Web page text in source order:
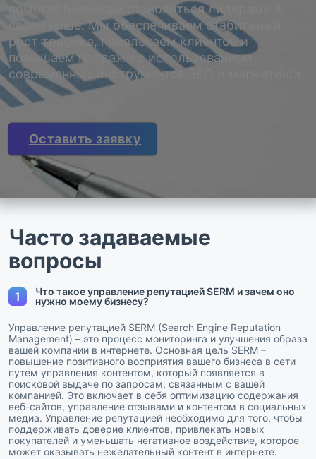
помогая бизнесам становиться лидерами в
своей нише. Мы обеспечиваем стабильный
рост трафика, привлекаем клиентов и
повышаем продажи с использованием
современных инструментов SEO и маркетинга.
Оставить заявку
Часто задаваемые
вопросы
1
Что такое управление репутацией SERM и зачем оно
нужно моему бизнесу?
Управление репутацией SERM (Search Engine Reputation
Management) – это процесс мониторинга и улучшения образа
вашей компании в интернете. Основная цель SERM –
повышение позитивного восприятия вашего бизнеса в сети
путем управления контентом, который появляется в
поисковой выдаче по запросам, связанным с вашей
компанией. Это включает в себя оптимизацию содержания
веб-сайтов, управление отзывами и контентом в социальных
медиа. Управление репутацией необходимо для того, чтобы
поддерживать доверие клиентов, привлекать новых
покупателей и уменьшать негативное воздействие, которое
может оказывать нежелательный контент в интернете.